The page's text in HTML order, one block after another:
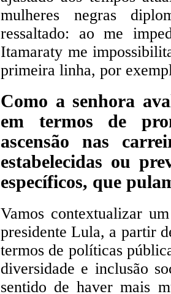
mulheres negras
ressaltado: ao me
Itamaraty me
primeira linha, por
Como a senhora
em termos de
ascensão nas
estabelecidas ou
específicos, que
Vamos contextualizar
presidente Lula, a partir
termos de políticas
diversidade e inclusão
sentido de haver mais